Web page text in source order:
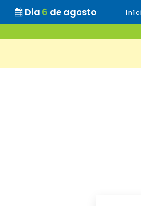
Dia 6 de agosto